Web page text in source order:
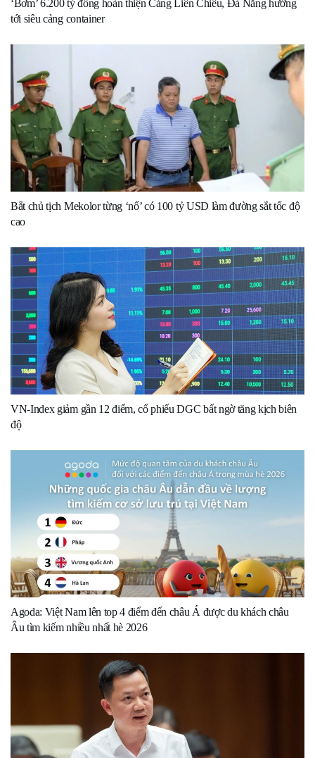
‘Bơm’ 6.200 tỷ đồng hoàn thiện Cảng Liên Chiểu, Đà Nẵng hướng
tới siêu cảng container
Bắt chủ tịch Mekolor từng ‘nổ’ có 100 tỷ USD làm đường sắt tốc độ
cao
VN-Index giảm gần 12 điểm, cổ phiếu DGC bất ngờ tăng kịch biên
độ
Agoda: Việt Nam lên top 4 điểm đến châu Á được du khách châu
Âu tìm kiếm nhiều nhất hè 2026